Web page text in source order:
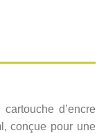
d’encre
conçue pour une